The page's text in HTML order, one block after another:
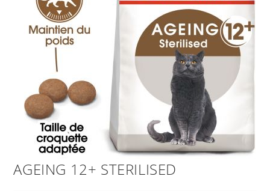
AGEING 12+ STERILISED